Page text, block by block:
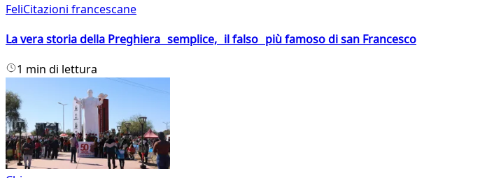
FeliCitazioni francescane
La vera storia della Preghiera semplice, il falso più famoso di san Francesco
1 min di lettura